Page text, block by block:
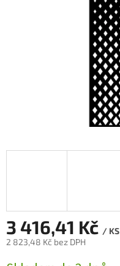
3 416,41 Kč / KS
2 823,48 Kč bez DPH